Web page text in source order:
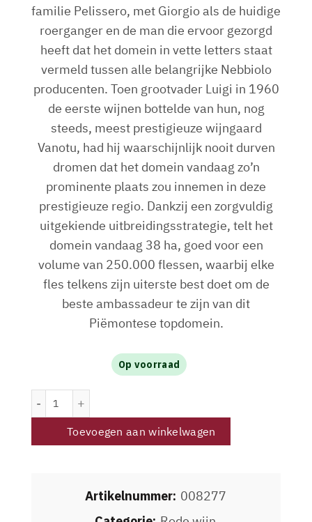
familie Pelissero, met Giorgio als de huidige
roerganger en de man die ervoor gezorgd
heeft dat het domein in vette letters staat
vermeld tussen alle belangrijke Nebbiolo
producenten. Toen grootvader Luigi in 1960
de eerste wijnen bottelde van hun, nog
steeds, meest prestigieuze wijngaard
Vanotu, had hij waarschijnlijk nooit durven
dromen dat het domein vandaag zo’n
prominente plaats zou innemen in deze
prestigieuze regio. Dankzij een zorgvuldig
uitgekiende uitbreidingsstrategie, telt het
domein vandaag 38 ha, goed voor een
volume van 250.000 flessen, waarbij elke
fles telkens zijn uiterste best doet om de
beste ambassadeur te zijn van dit
Piëmontese topdomein.
Op voorraad
Toevoegen aan winkelwagen
Artikelnummer: 008277